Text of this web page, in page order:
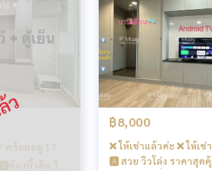
อ ฟิตเนส … พิเศษ‼️ใต้ตึกมี 7/11 ร้านค้า ร้านอาหารม
ข้า - ออก ด้วยระบบ Key Card
ลอดภัย 24 ชั่วโมง
97, 505
3 เชื่อมต่อ MRT เตาปูน
ห้องบิ้วอิน วิว
฿8,000
❌ ให้เช่าแล้วค่ะ ❌ ให้เ
🅰️ สวย วิวโล่ง ราคาสุด